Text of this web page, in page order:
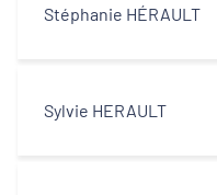
Stéphanie HÉRAULT
Sylvie HERAULT